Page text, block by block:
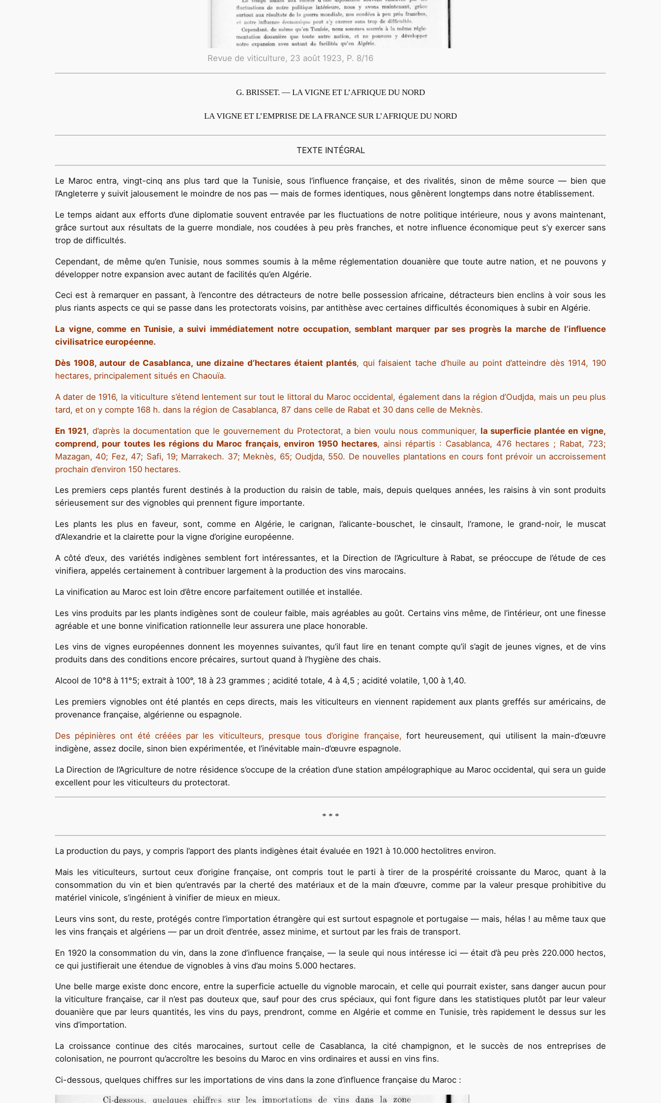
Revue de viticulture, 23 août 1923, P. 8/16
G. BRISSET. — LA VIGNE ET L’AFRIQUE DU NORD
LA VIGNE ET L’EMPRISE DE LA FRANCE SUR L’AFRIQUE DU NORD
TEXTE INTÉGRAL
Le Maroc entra, vingt-cinq ans plus tard que la Tunisie, sous l’influence française, et des rivalités, sinon de même source — bien que
l’Angleterre y suivit jalousement le moindre de nos pas — mais de formes identiques, nous gênèrent longtemps dans notre établissement.
Le temps aidant aux efforts d’une diplomatie souvent entravée par les fluctuations de notre politique intérieure, nous y avons maintenant,
grâce surtout aux résultats de la guerre mondiale, nos coudées à peu près franches, et notre influence économique peut s’y exercer sans
trop de difficultés.
Cependant, de même qu’en Tunisie, nous sommes soumis à la même réglementation douanière que toute autre nation, et ne pouvons y
développer notre expansion avec autant de facilités qu’en Algérie.
Ceci est à remarquer en passant, à l’encontre des détracteurs de notre belle possession africaine, détracteurs bien enclins à voir sous les
plus riants aspects ce qui se passe dans les protectorats voisins, par antithèse avec certaines difficultés économiques à subir en Algérie.
La vigne, comme en Tunisie, a suivi immédiatement notre occupation, semblant marquer par ses progrès la marche de l’influence
civilisatrice européenne.
Dès 1908, autour de Casablanca, une dizaine d’hectares étaient plantés, qui faisaient tache d’huile au point d’atteindre dès 1914, 190
hectares, principalement situés en Chaouïa.
A dater de 1916, la viticulture s’étend lentement sur tout le littoral du Maroc occidental, également dans la région d’Oudjda, mais un peu plus
tard, et on y compte 168 h. dans la région de Casablanca, 87 dans celle de Rabat et 30 dans celle de Meknès.
En 1921, d’après la documentation que le gouvernement du Protectorat, a bien voulu nous communiquer, la superficie plantée en vigne,
comprend, pour toutes les régions du Maroc français, environ 1950 hectares, ainsi répartis : Casablanca, 476 hectares ; Rabat, 723;
Mazagan, 40; Fez, 47; Safi, 19; Marrakech. 37; Meknès, 65; Oudjda, 550. De nouvelles plantations en cours font prévoir un accroissement
prochain d’environ 150 hectares.
Les premiers ceps plantés furent destinés à la production du raisin de table, mais, depuis quelques années, les raisins à vin sont produits
sérieusement sur des vignobles qui prennent figure importante.
Les plants les plus en faveur, sont, comme en Algérie, le carignan, l’alicante-bouschet, le cinsault, l’ramone, le grand-noir, le muscat
d’Alexandrie et la clairette pour la vigne d’origine européenne.
A côté d’eux, des variétés indigènes semblent fort intéressantes, et la Direction de l’Agriculture à Rabat, se préoccupe de l’étude de ces
vinifiera, appelés certainement à contribuer largement à la production des vins marocains.
La vinification au Maroc est loin d’être encore parfaitement outillée et installée.
Les vins produits par les plants indigènes sont de couleur faible, mais agréables au goût. Certains vins même, de l’intérieur, ont une finesse
agréable et une bonne vinification rationnelle leur assurera une place honorable.
Les vins de vignes européennes donnent les moyennes suivantes, qu’il faut lire en tenant compte qu’il s’agit de jeunes vignes, et de vins
produits dans des conditions encore précaires, surtout quand à l’hygiène des chais.
Alcool de 10°8 à 11°5; extrait à 100°, 18 à 23 grammes ; acidité totale, 4 à 4,5 ; acidité volatile, 1,00 à 1,40.
Les premiers vignobles ont été plantés en ceps directs, mais les viticulteurs en viennent rapidement aux plants greffés sur américains, de
provenance française, algérienne ou espagnole.
Des pépinières ont été créées par les viticulteurs, presque tous d’origine française, fort heureusement, qui utilisent la main-d’œuvre
indigène, assez docile, sinon bien expérimentée, et l’inévitable main-d’œuvre espagnole.
La Direction de l’Agriculture de notre résidence s’occupe de la création d’une station ampélographique au Maroc occidental, qui sera un guide
excellent pour les viticulteurs du protectorat.
* * *
La production du pays, y compris l’apport des plants indigènes était évaluée en 1921 à 10.000 hectolitres environ.
Mais les viticulteurs, surtout ceux d’origine française, ont compris tout le parti à tirer de la prospérité croissante du Maroc, quant à la
consommation du vin et bien qu’entravés par la cherté des matériaux et de la main d’œuvre, comme par la valeur presque prohibitive du
matériel vinicole, s’ingénient à vinifier de mieux en mieux.
Leurs vins sont, du reste, protégés contre l’importation étrangère qui est surtout espagnole et portugaise — mais, hélas ! au même taux que
les vins français et algériens — par un droit d’entrée, assez minime, et surtout par les frais de transport.
En 1920 la consommation du vin, dans la zone d’influence française, — la seule qui nous intéresse ici — était d’à peu près 220.000 hectos,
ce qui justifierait une étendue de vignobles à vins d’au moins 5.000 hectares.
Une belle marge existe donc encore, entre la superficie actuelle du vignoble marocain, et celle qui pourrait exister, sans danger aucun pour
la viticulture française, car il n’est pas douteux que, sauf pour des crus spéciaux, qui font figure dans les statistiques plutôt par leur valeur
douanière que par leurs quantités, les vins du pays, prendront, comme en Algérie et comme en Tunisie, très rapidement le dessus sur les
vins d’importation.
La croissance continue des cités marocaines, surtout celle de Casablanca, la cité champignon, et le succès de nos entreprises de
colonisation, ne pourront qu’accroître les besoins du Maroc en vins ordinaires et aussi en vins fins.
Ci-dessous, quelques chiffres sur les importations de vins dans la zone d’influence française du Maroc :